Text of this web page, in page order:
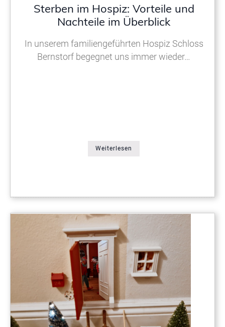
Sterben im Hospiz: Vorteile und
Nachteile im Überblick
In unserem familiengeführten Hospiz Schloss
Bernstorf begegnet uns immer wieder…
Weiterlesen